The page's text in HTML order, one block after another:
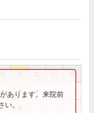
祝
● ●
あります。来院前
い。